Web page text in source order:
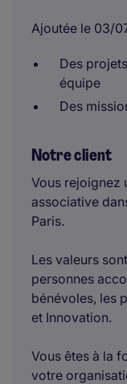
Ajoutée le 03/
Des
équipe
Des
Notre client
Vous rejoignez
associative
Paris.
Les valeurs
personnes
bénévoles, les
et Innovation.
Vous êtes à la
votre